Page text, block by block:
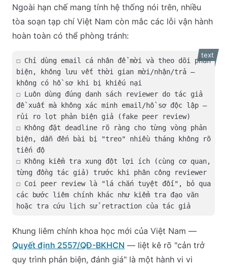
Ngoài hạn chế mang tính hệ thống nói trên, nhiều
tòa soạn tạp chí Việt Nam còn mắc các lỗi vận hành
hoàn toàn có thể phòng tránh:
text
☐ Chỉ dùng email cá nhân để mời và theo dõi phản
biện, không lưu vết thời gian mời/nhận/trả —
không có hồ sơ khi bị khiếu nại
☐ Luôn dùng đúng danh sách reviewer do tác giả
đề xuất mà không xác minh email/hồ sơ độc lập —
rủi ro lọt phản biện giả (fake peer review)
☐ Không đặt deadline rõ ràng cho từng vòng phản
biện, dẫn đến bài bị "treo" nhiều tháng không rõ
tiến độ
☐ Không kiểm tra xung đột lợi ích (cùng cơ quan,
từng đồng tác giả) trước khi phân công reviewer
☐ Coi peer review là "lá chắn tuyệt đối", bỏ qua
các bước liêm chính khác như kiểm tra đạo văn
hoặc tra cứu lịch sử retraction của tác giả
Khung liêm chính khoa học mới của Việt Nam —
Quyết định 2557/QĐ-BKHCN — liệt kê rõ "cản trở
quy trình phản biện, đánh giá" là một hành vi vi